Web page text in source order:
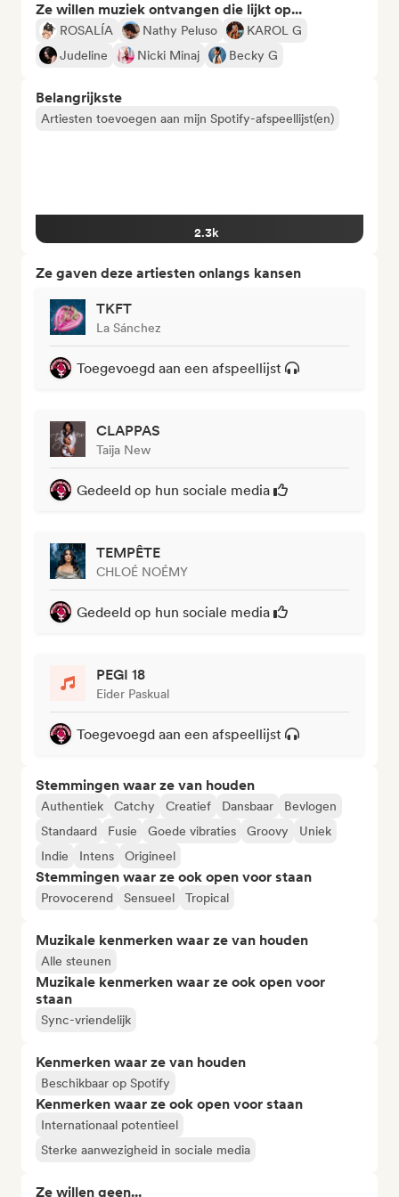
Ze willen muziek ontvangen die lijkt op...
ROSALÍA Nathy Peluso
KAROL G
Judeline
Nicki Minaj Becky G
Belangrijkste
Artiesten toevoegen aan mijn Spotify-afspeellijst(en)
2.3k
Ze gaven deze artiesten onlangs kansen
TKFT
La Sánchez
Toegevoegd aan een afspeellijst
CLAPPAS
Taija New
Gedeeld op hun sociale media
TEMPÊTE
CHLOÉ NOÉMY
Gedeeld op hun sociale media
PEGI 18
Eider Paskual
Toegevoegd aan een afspeellijst
Stemmingen waar ze van houden
Authentiek Catchy Creatief Dansbaar
Bevlogen
Standaard
Fusie Goede vibraties Groovy
Uniek
Indie
Intens Origineel
Stemmingen waar ze ook open voor staan
Provocerend Sensueel Tropical
Muzikale kenmerken waar ze van houden
Alle steunen
Muzikale kenmerken waar ze ook open voor
staan
Sync-vriendelijk
Kenmerken waar ze van houden
Beschikbaar op Spotify
Kenmerken waar ze ook open voor staan
Internationaal potentieel
Sterke aanwezigheid in sociale media
Ze willen geen...